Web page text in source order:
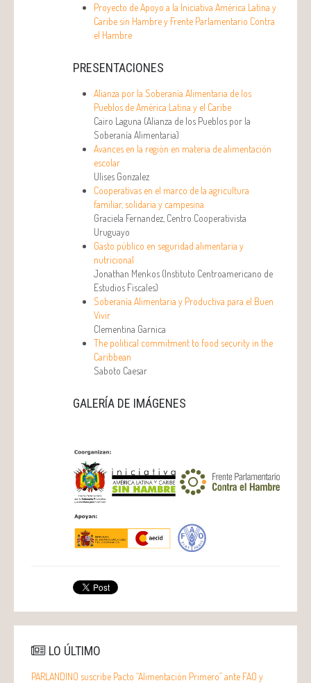
Proyecto de Apoyo a la Iniciativa América Latina y
Caribe sin Hambre y Frente Parlamentario Contra
el Hambre
PRESENTACIONES
Alianza por la Soberanía Alimentaria de los
Pueblos de América Latina y el Caribe
Cairo Laguna (Alianza de los Pueblos por la
Soberanía Alimentaria)
Avances en la región en materia de alimentación
escolar
Ulises Gonzalez
Cooperativas en el marco de la agricultura
familiar, solidaria y campesina
Graciela Fernandez, Centro Cooperativista
Uruguayo
Gasto público en seguridad alimentaria y
nutricional
Jonathan Menkos (Instituto Centroamericano de
Estudios Fiscales)
Soberanía Alimentaria y Productiva para el Buen
Vivir
Clementina Garnica
The political commitment to food security in the
Caribbean
Saboto Caesar
GALERÍA DE IMÁGENES
LO ÚLTIMO
PARLANDINO suscribe Pacto “Alimentación Primero” ante FAO y